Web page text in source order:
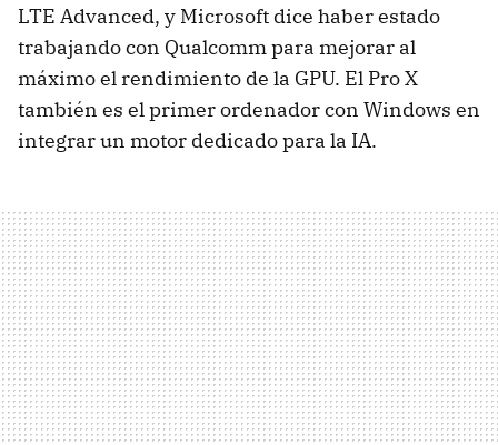
LTE Advanced, y Microsoft dice haber estado
trabajando con Qualcomm para mejorar al
máximo el rendimiento de la GPU. El Pro X
también es el primer ordenador con Windows en
integrar un motor dedicado para la IA.